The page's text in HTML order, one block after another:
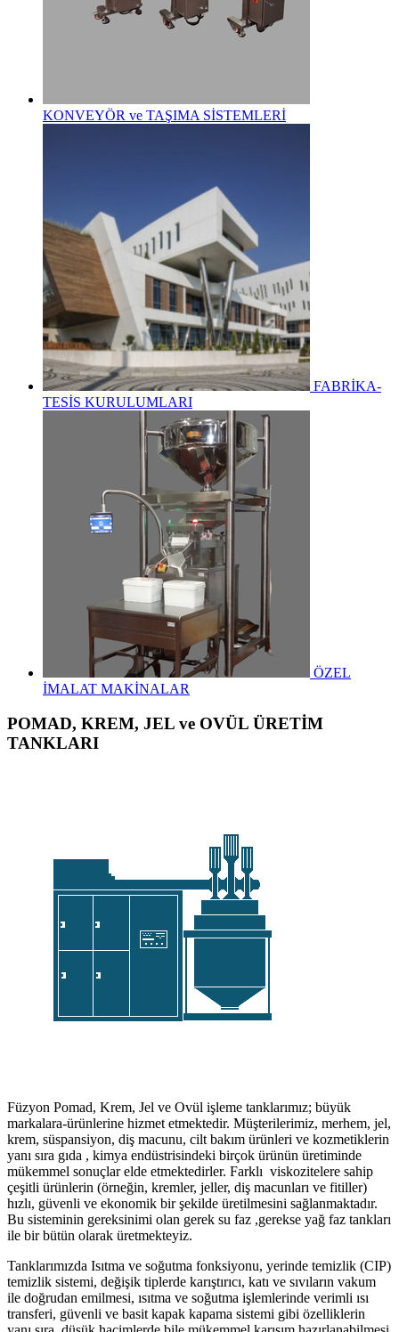
KONVEYÖR ve TAŞIMA SİSTEMLERİ
FABRİKA-
TESİS KURULUMLARI
ÖZEL
İMALAT MAKİNALAR
POMAD, KREM, JEL ve OVÜL ÜRETİM
TANKLARI
Füzyon Pomad, Krem, Jel ve Ovül işleme tanklarımız; büyük
markalara-ürünlerine hizmet etmektedir. Müşterilerimiz, merhem, jel,
krem, süspansiyon, diş macunu, cilt bakım ürünleri ve kozmetiklerin
yanı sıra gıda , kimya endüstrisindeki birçok ürünün üretiminde
mükemmel sonuçlar elde etmektedirler. Farklı viskozitelere sahip
çeşitli ürünlerin (örneğin, kremler, jeller, diş macunları ve fitiller)
hızlı, güvenli ve ekonomik bir şekilde üretilmesini sağlanmaktadır.
Bu sisteminin gereksinimi olan gerek su faz ,gerekse yağ faz tankları
ile bir bütün olarak üretmekteyiz.
Tanklarımızda Isıtma ve soğutma fonksiyonu, yerinde temizlik (CIP)
temizlik sistemi, değişik tiplerde karıştırıcı, katı ve sıvıların vakum
ile doğrudan emilmesi, ısıtma ve soğutma işlemlerinde verimli ısı
transferi, güvenli ve basit kapak kapama sistemi gibi özelliklerin